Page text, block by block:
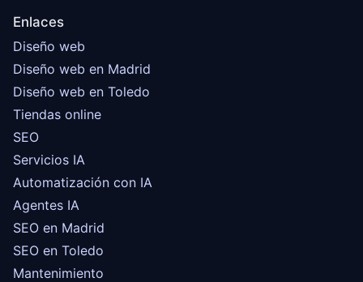
Enlaces
Diseño web
Diseño web en Madrid
Diseño web en Toledo
Tiendas online
SEO
Servicios IA
Automatización con IA
Agentes IA
SEO en Madrid
SEO en Toledo
Mantenimiento